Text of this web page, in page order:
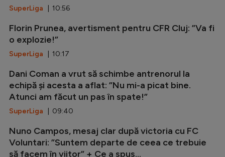
SuperLiga | 10:56
Florin Prunea, avertisment pentru CFR Cluj: ”Va fi
o explozie!”
SuperLiga | 10:17
Dani Coman a vrut să schimbe antrenorul la
echipă și acesta a aflat: ”Nu mi-a picat bine.
Atunci am făcut un pas în spate!”
SuperLiga | 09:40
Nuno Campos, mesaj clar după victoria cu FC
Voluntari: ”Suntem departe de ceea ce trebuie
să facem în viitor” + Ce a spus...